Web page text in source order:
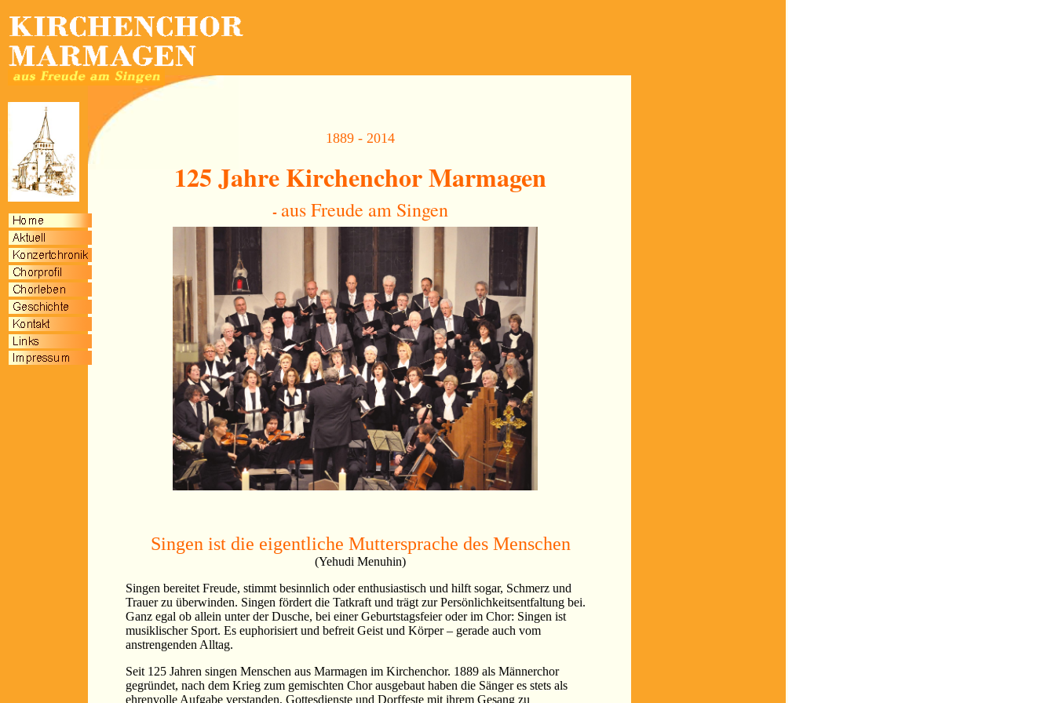
Singen ist die eigentliche Muttersprache des Menschen
(Yehudi Menuhin)
Singen bereitet Freude, stimmt besinnlich oder enthusiastisch und hilft sogar, Schmerz und
Trauer zu überwinden. Singen fördert die Tatkraft und trägt zur Persönlichkeitsentfaltung bei.
Ganz egal ob allein unter der Dusche, bei einer Geburtstagsfeier oder im Chor: Singen ist
musiklischer Sport. Es euphorisiert und befreit Geist und Körper – gerade auch vom
anstrengenden Alltag.
Seit 125 Jahren singen Menschen aus Marmagen im Kirchenchor. 1889 als Männerchor
gegründet, nach dem Krieg zum gemischten Chor ausgebaut haben die Sänger es stets als
ehrenvolle Aufgabe verstanden, Gottesdienste und Dorffeste mit ihrem Gesang zu
1889 - 2014
125 JahreKirchenchor Marmagen
- aus Freude am Singen